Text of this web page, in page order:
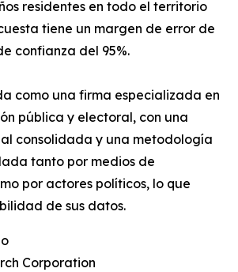
residentes en todo el territorio
tiene un margen de error de
confianza del 95%.
como una firma especializada en
pública y electoral, con una
consolidada y una metodología
tanto por medios de
por actores políticos, lo que
de sus datos.
Corporation